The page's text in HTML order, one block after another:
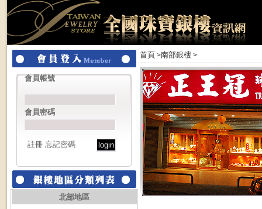
會員帳號
會員密碼
註冊 忘記密碼
北部地區
首頁 >南部銀樓>